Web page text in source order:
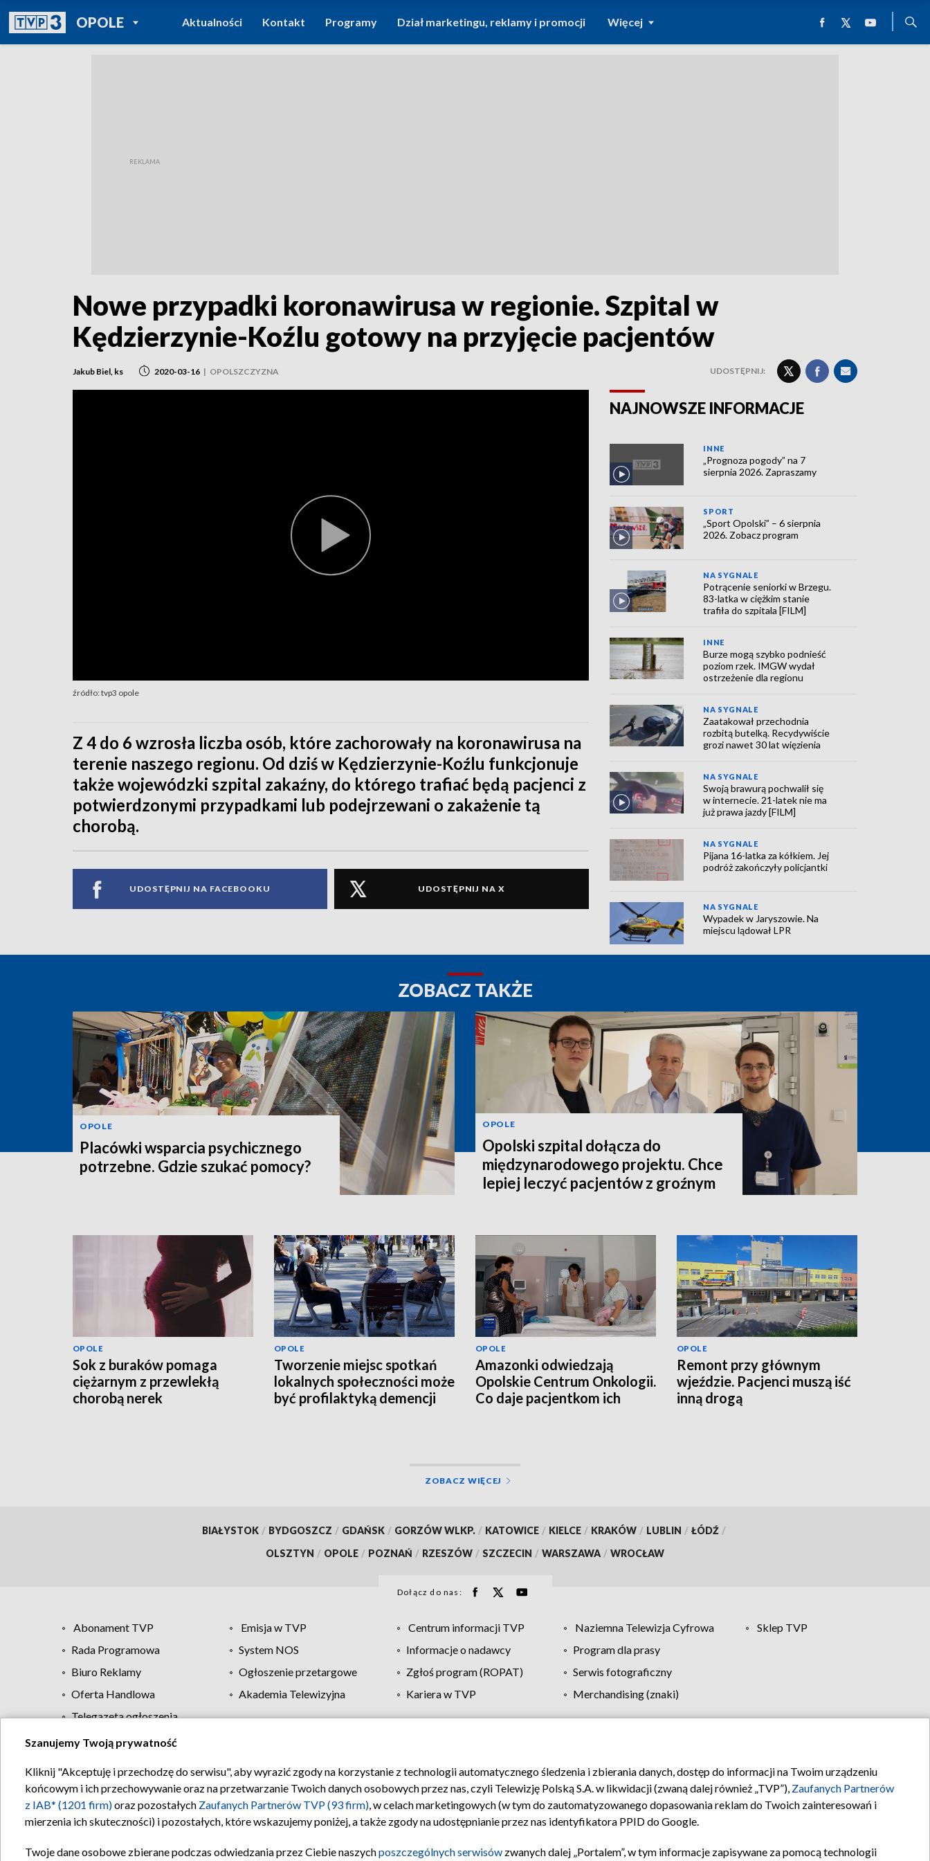
OPOLEPOWRÓT DO
TVP REGIONY
Aktualności Kontakt Programy Dział marketingu, reklamy i promocji Więcej
Nowe przypadki koronawirusa w regionie. Szpital w
Kędzierzynie-Koźlu gotowy na przyjęcie pacjentów
Jakub Biel, ks 2020-03-16 | OPOLSZCZYZNA UDOSTĘPNIJ:
źródło: tvp3 opole
Z 4 do 6 wzrosła liczba osób, które zachorowały na koronawirusa na
terenie naszego regionu. Od dziś w Kędzierzynie-Koźlu funkcjonuje
także wojewódzki szpital zakaźny, do którego trafiać będą pacjenci z
potwierdzonymi przypadkami lub podejrzewani o zakażenie tą
chorobą.
UDOSTĘPNIJ NA FACEBOOKU UDOSTĘPNIJ NA X
NAJNOWSZE INFORMACJE
INNE
„Prognoza pogody” na 7
sierpnia 2026. Zapraszamy
SPORT
„Sport Opolski” – 6 sierpnia
2026. Zobacz program
NA SYGNALE
Potrącenie seniorki w Brzegu.
83-latka w ciężkim stanie
trafiła do szpitala [FILM]
INNE
Burze mogą szybko podnieść
poziom rzek. IMGW wydał
ostrzeżenie dla regionu
NA SYGNALE
Zaatakował przechodnia
rozbitą butelką. Recydywiście
grozi nawet 30 lat więzienia
NA SYGNALE
Swoją brawurą pochwalił się
w internecie. 21-latek nie ma
już prawa jazdy [FILM]
NA SYGNALE
Pijana 16-latka za kółkiem. Jej
podróż zakończyły policjantki
NA SYGNALE
Wypadek w Jaryszowie. Na
miejscu lądował LPR
ZOBACZ TAKŻE
OPOLE
Placówki wsparcia psychicznego
potrzebne. Gdzie szukać pomocy?
OPOLE
Opolski szpital dołącza do
międzynarodowego projektu. Chce
lepiej leczyć pacjentów z groźnym
OPOLE
Sok z buraków pomaga
ciężarnym z przewlekłą
chorobą nerek
OPOLE
Tworzenie miejsc spotkań
lokalnych społeczności może
być profilaktyką demencji
OPOLE
Amazonki odwiedzają
Opolskie Centrum Onkologii.
Co daje pacjentkom ich
OPOLE
Remont przy głównym
wjeździe. Pacjenci muszą iść
inną drogą
ZOBACZ WIĘCEJ
BIAŁYSTOK / BYDGOSZCZ / GDAŃSK / GORZÓW WLKP. / KATOWICE / KIELCE / KRAKÓW / LUBLIN / ŁÓDŹ /
OLSZTYN / OPOLE / POZNAŃ / RZESZÓW / SZCZECIN / WARSZAWA / WROCŁAW
Dołącz do nas:
Abonament TVP Emisja w TVP Centrum informacji TVP Naziemna Telewizja Cyfrowa
Sklep TVP
Rada Programowa
System NOS Informacje o nadawcy
Program dla prasy
Biuro Reklamy
Ogłoszenie przetargowe Zgłoś program (ROPAT)
Serwis fotograficzny
Oferta Handlowa
Akademia Telewizyjna Kariera w TVP
Merchandising (znaki)
Telegazeta ogłoszenia
Regulamin TVP Polityka prywatności Moje zgody Pomoc Biuro reklamy Kontakt
Szanujemy Twoją prywatność
Kliknij "Akceptuję i przechodzę do serwisu", aby wyrazić zgody na korzystanie z technologii automatycznego śledzenia i zbierania danych, dostęp do informacji na Twoim urządzeniu
końcowym i ich przechowywanie oraz na przetwarzanie Twoich danych osobowych przez nas, czyli Telewizję Polską S.A. w likwidacji (zwaną dalej również „TVP”), Zaufanych Partnerów
z IAB* (1201 firm)oraz pozostałych Zaufanych Partnerów TVP (93 firm), w celach marketingowych (w tym do zautomatyzowanego dopasowania reklam do Twoich zainteresowań i
mierzenia ich skuteczności) i pozostałych, które wskazujemy poniżej, a także zgody na udostępnianie przez nas identyfikatora PPID do Google.
Twoje dane osobowe zbierane podczas odwiedzania przez Ciebie naszychposzczególnych serwisów zwanych dalej „Portalem”, w tym informacje zapisywane za pomocą technologii